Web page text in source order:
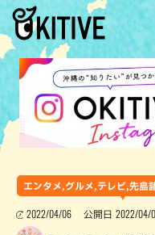
エンタメ,グルメ,テレビ,先島
2022/04/06 公開日 2022/04/